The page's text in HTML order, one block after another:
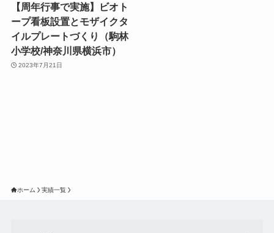
【周年行事で実施】ビオト
ープ看板設置とモザイクタ
イルプレートづくり（駒林
小学校/神奈川県横浜市）
2023年7月21日
ホーム 実績一覧